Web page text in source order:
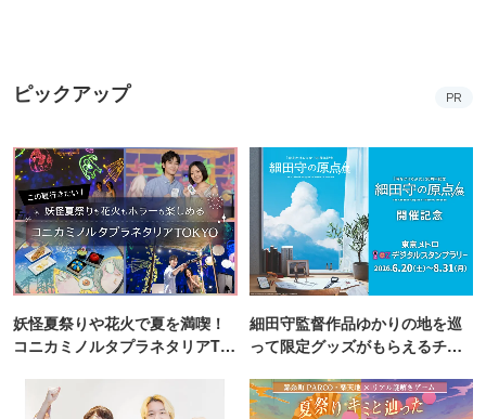
ピックアップ PR
妖怪夏祭りや花火で夏を満喫！
コニカミノルタプラネタリアTO
細田守監督作品ゆかりの地を巡
って限定グッズがもらえるチャ